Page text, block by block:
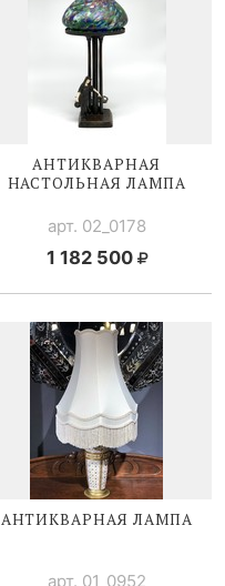
АНТИКВАРНАЯ
НАСТОЛЬНАЯ ЛАМПА
арт. 02_0178
1 182 500
АНТИКВАРНАЯ ЛАМПА
арт. 01_0952